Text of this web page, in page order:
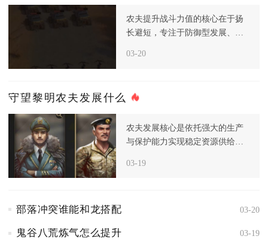
农夫提升战斗力值的核心在于扬
长避短，专注于防御型发展、资
03-20
守望黎明农夫发展什么
农夫发展核心是依托强大的生产
与保护能力实现稳定资源供给，
源和食
03-19
部落冲突谁能和龙搭配 03-20
鬼谷八荒炼气怎么提升 03-19